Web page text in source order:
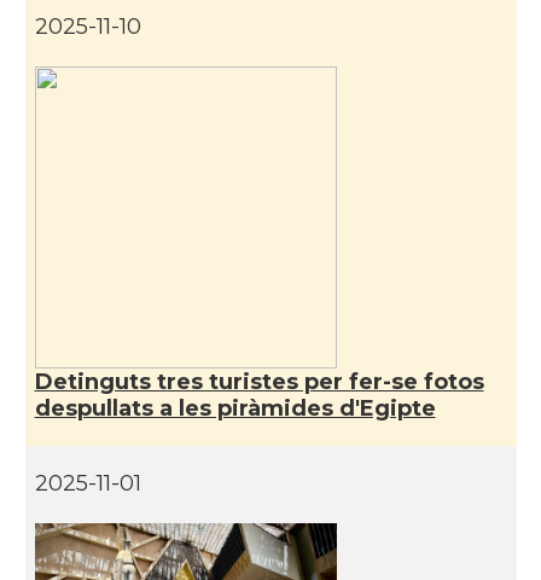
2025-11-10
Detinguts tres turistes per fer-se fotos
despullats a les piràmides d'Egipte
2025-11-01